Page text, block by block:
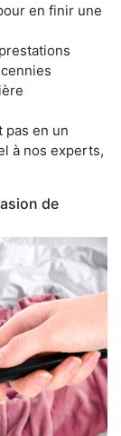
en finir une
pas en un
à nos experts,
de